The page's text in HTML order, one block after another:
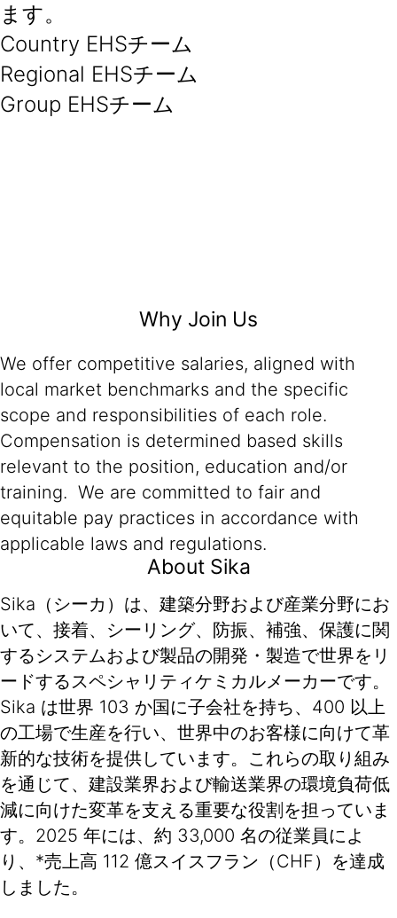
ます。
Country EHSチーム
Regional EHSチーム
Group EHSチーム
Why Join Us
We offer competitive salaries, aligned with
local market benchmarks and the specific
scope and responsibilities of each role.
Compensation is determined based skills
relevant to the position, education and/or
training. We are committed to fair and
equitable pay practices in accordance with
applicable laws and regulations.
About Sika
Sika（シーカ）は、建築分野および産業分野にお
いて、接着、シーリング、防振、補強、保護に関
するシステムおよび製品の開発・製造で世界をリ
ードするスペシャリティケミカルメーカーです。
Sika は世界 103 か国に子会社を持ち、400 以上
の工場で生産を行い、世界中のお客様に向けて革
新的な技術を提供しています。これらの取り組み
を通じて、建設業界および輸送業界の環境負荷低
減に向けた変革を支える重要な役割を担っていま
す。2025 年には、約 33,000 名の従業員によ
り、*売上高 112 億スイスフラン（CHF）を達成
しました。